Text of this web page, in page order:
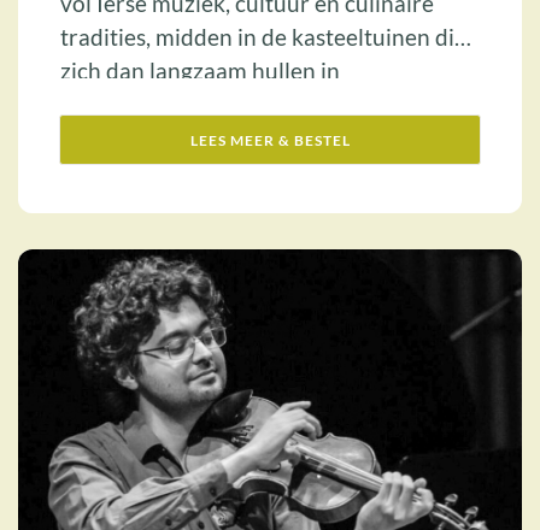
tradities, midden in de kasteeltuinen die
zich dan langzaam hullen in
LEES MEER & BESTEL